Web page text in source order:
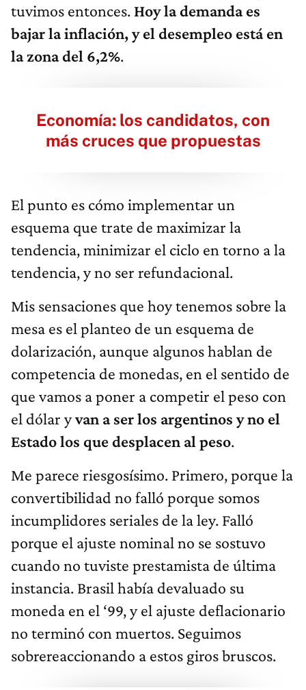
tuvimos entonces. Hoy la demanda es
bajar la inflación, y el desempleo está en
la zona del 6,2%.
Economía: los candidatos, con
más cruces que propuestas
El punto es cómo implementar un
esquema que trate de maximizar la
tendencia, minimizar el ciclo en torno a la
tendencia, y no ser refundacional.
Mis sensaciones que hoy tenemos sobre la
mesa es el planteo de un esquema de
dolarización, aunque algunos hablan de
competencia de monedas, en el sentido de
que vamos a poner a competir el peso con
el dólar yvan a ser los argentinos y no el
Estado los que desplacen al peso.
Me parece riesgosísimo. Primero, porque la
convertibilidad no falló porque somos
incumplidores seriales de la ley. Falló
porque el ajuste nominal no se sostuvo
cuando no tuviste prestamista de última
instancia. Brasil había devaluado su
moneda en el ‘99, y el ajuste deflacionario
no terminó con muertos. Seguimos
sobrereaccionando a estos giros bruscos.